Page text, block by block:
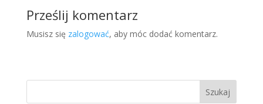
Prześlij komentarz
Musisz się zalogować, aby móc dodać komentarz.
Szukaj